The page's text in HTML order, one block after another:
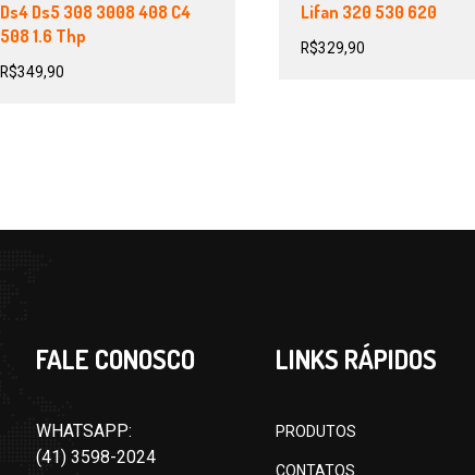
Ds4 Ds5 308 3008 408 C4
508 1.6 Thp
R$349,90
Lifan 320 530 620
R$329,90
FALE CONOSCO
WHATSAPP:
(41) 3598-2024
LINKS RÁPIDOS
PRODUTOS
CONTATOS